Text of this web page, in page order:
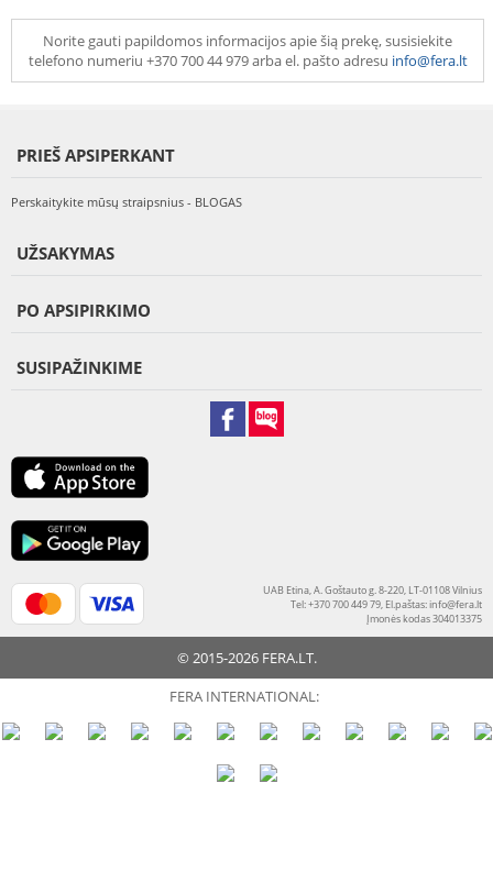
Norite gauti papildomos informacijos apie šią prekę, susisiekite
telefono numeriu +370 700 44 979 arba el. pašto adresu info@fera.lt
PRIEŠ APSIPERKANT
Perskaitykite mūsų straipsnius - BLOGAS
UŽSAKYMAS
PO APSIPIRKIMO
SUSIPAŽINKIME
UAB Etina, A. Goštauto g. 8-220, LT-01108 Vilnius
Tel: +370 700 449 79, El.paštas:info@fera.lt
Įmonės kodas 304013375
© 2015-2026 FERA.LT.
FERA INTERNATIONAL: